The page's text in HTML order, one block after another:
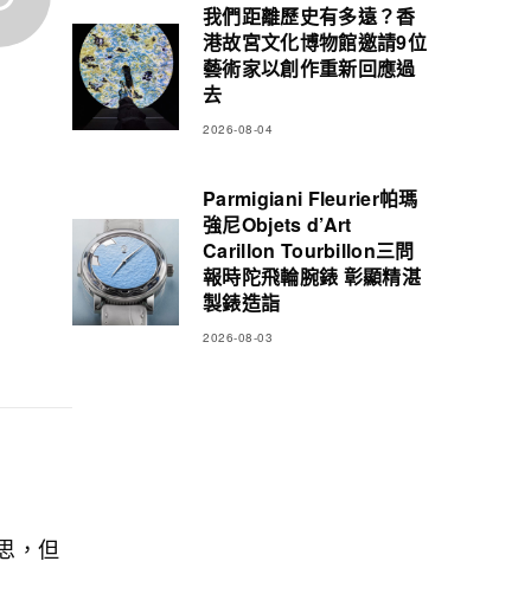
，但
我們距離歷史有多遠？香
港故宮文化博物館邀請9位
藝術家以創作重新回應過
去
2026-08-04
Parmigiani Fleurier帕瑪
強尼Objets d’Art
Carillon Tourbillon三問
報時陀飛輪腕錶 彰顯精湛
製錶造詣
2026-08-03